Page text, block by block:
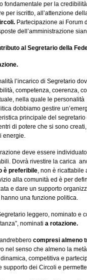
fondamentale per la
per iscritto, all’attenzione
Partecipazione ai Forum
dell’amministrazione
al Segretario della
l’incarico di Segretario
competenza, coerenza,
nella quale le
dobbiamo gestire
principale del
di potere che si sono
energie.
deve essere individuato
Dovrà rivestire la carica
è preferibile, non è ricattabile
alla comunità ed è per
e dare un supporto
una funzione politica.
leggero, nominato e
nominati a rotazione.
compresi almeno
nel senso che almeno la
competitiva e
supporto dei Circoli e